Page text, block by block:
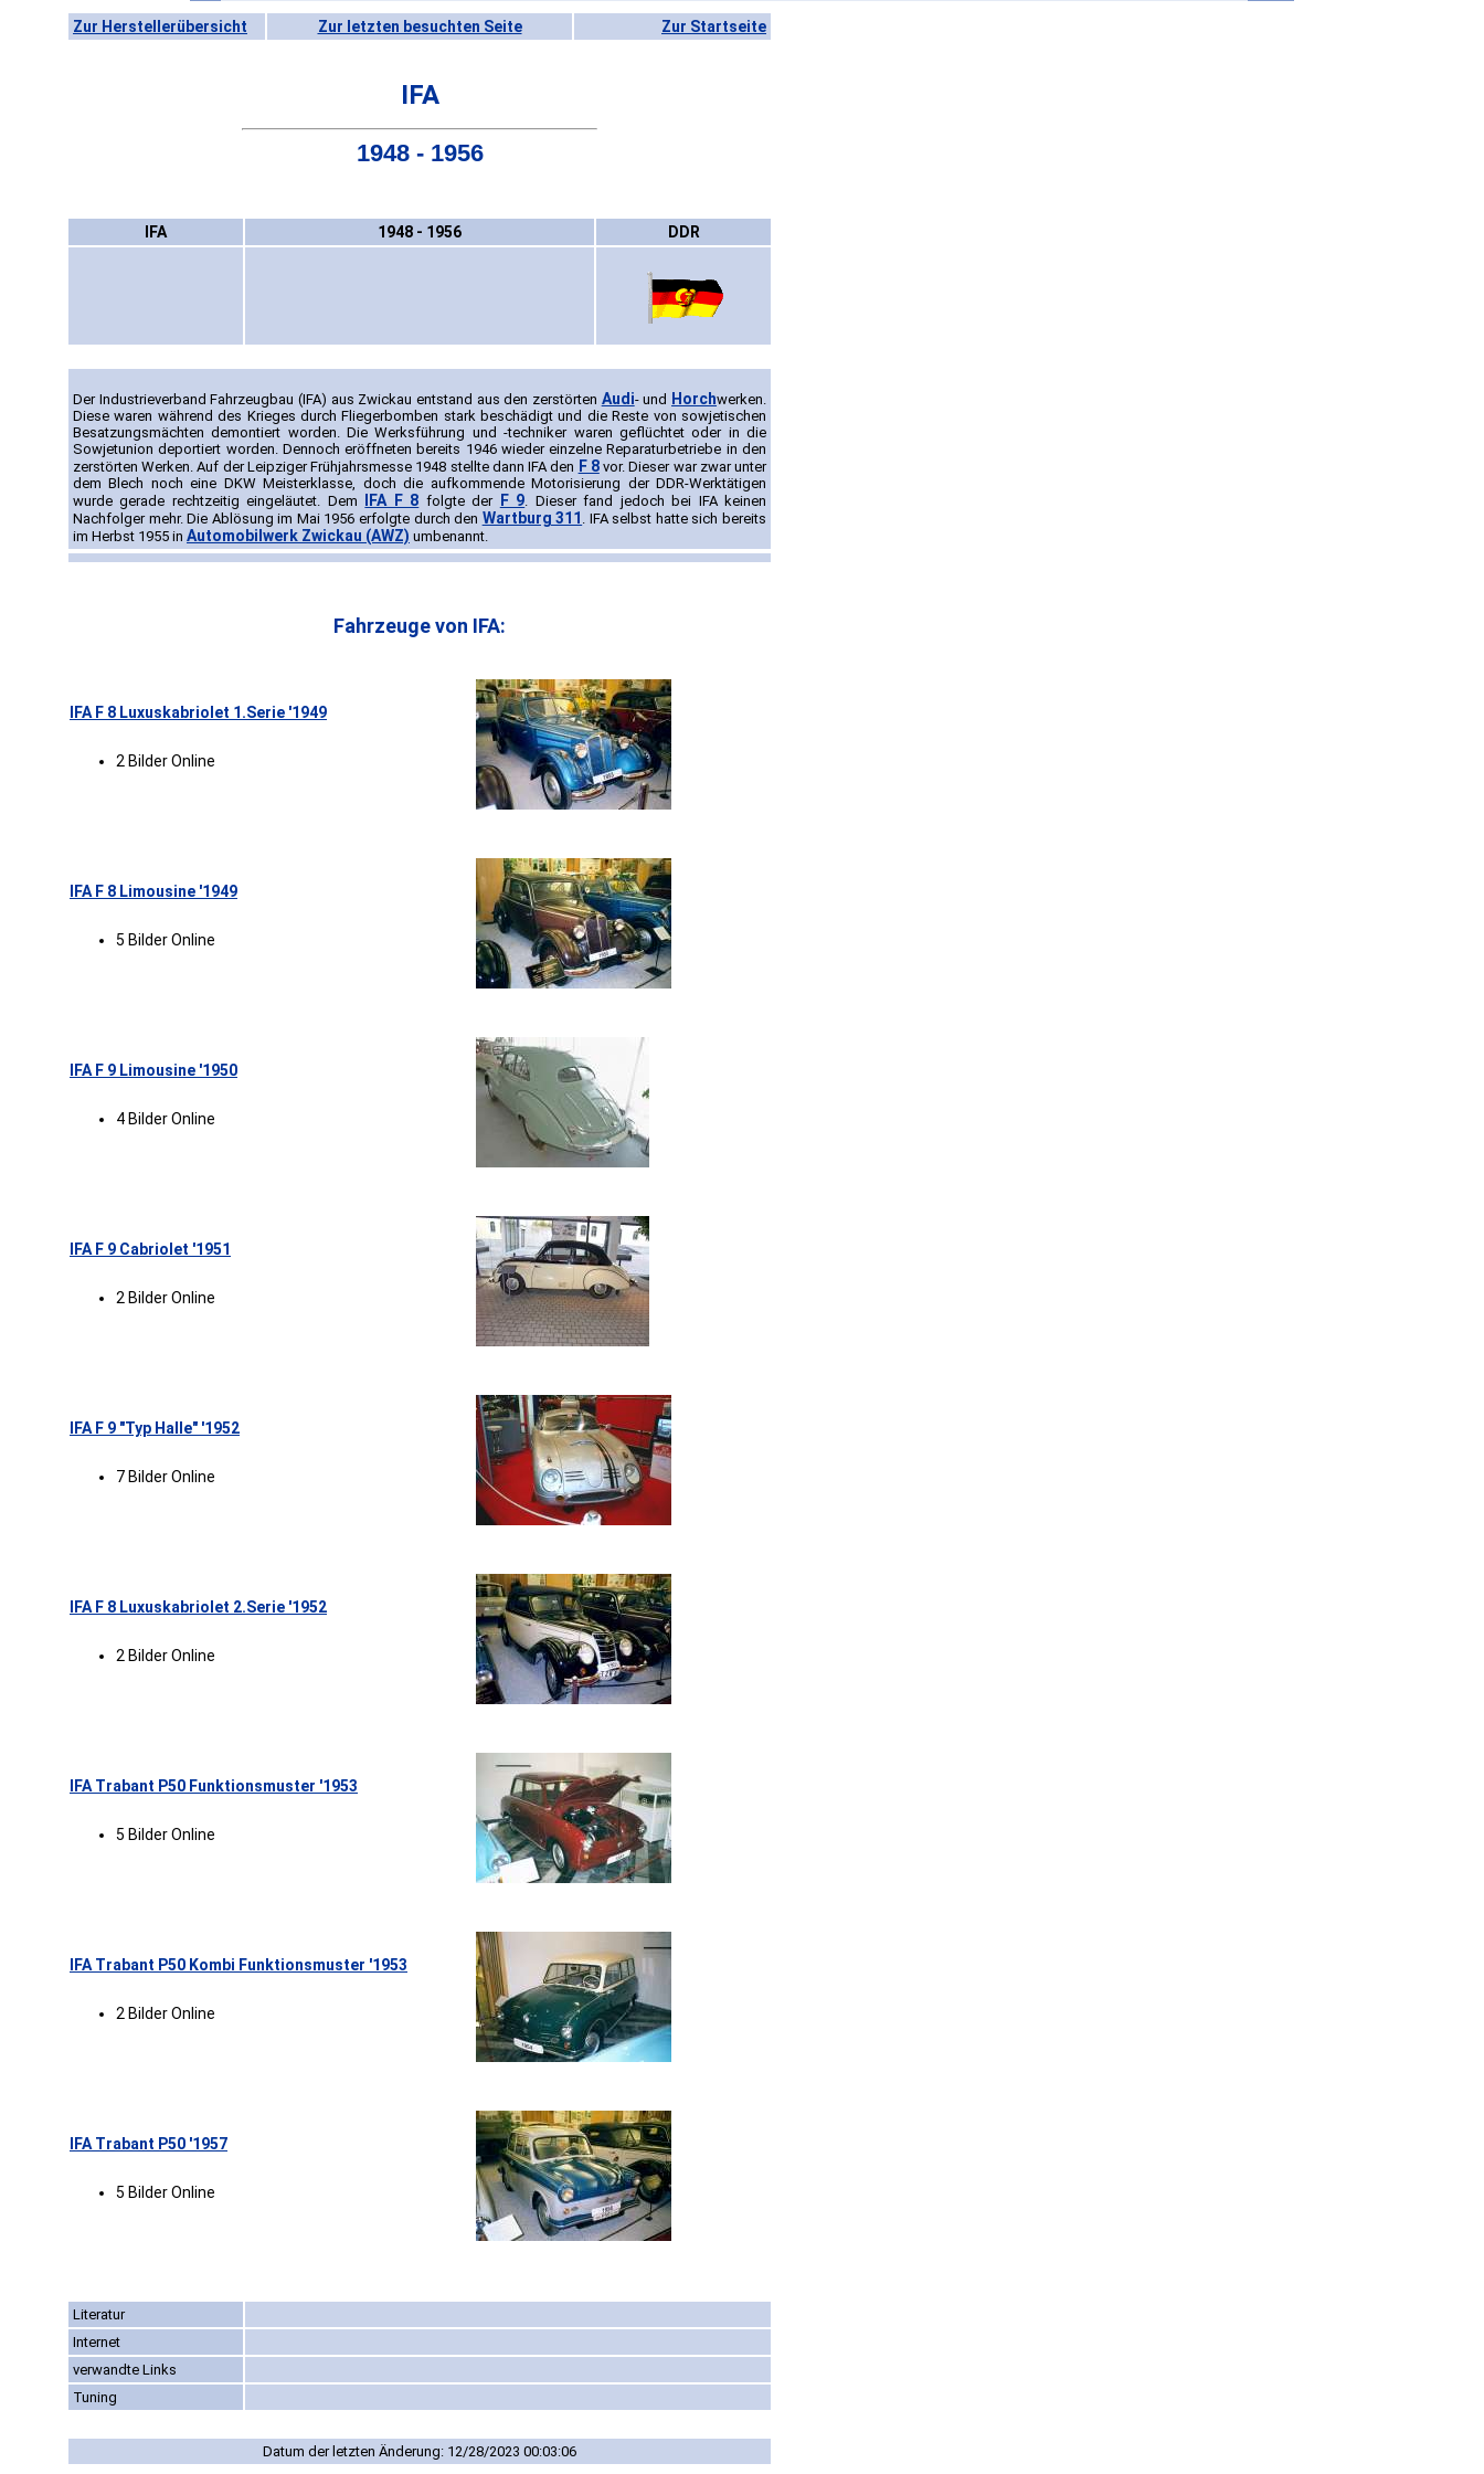
Zur Herstellerübersicht Zur letzten besuchten Seite Zur Startseite
IFA
1948 - 1956
IFA 1948 - 1956 DDR
Der Industrieverband Fahrzeugbau (IFA) aus Zwickau entstand aus den zerstörten Audi- und Horchwerken.
Diese waren während des Krieges durch Fliegerbomben stark beschädigt und die Reste von sowjetischen
Besatzungsmächten demontiert worden. Die Werksführung und -techniker waren geflüchtet oder in die
Sowjetunion deportiert worden. Dennoch eröffneten bereits 1946 wieder einzelne Reparaturbetriebe in den
zerstörten Werken. Auf der Leipziger Frühjahrsmesse 1948 stellte dann IFA den F 8vor. Dieser war zwar unter
dem Blech noch eine DKW Meisterklasse, doch die aufkommende Motorisierung der DDR-Werktätigen
wurde gerade rechtzeitig eingeläutet. Dem
IFA F 8 folgte der F 9. Dieser fand jedoch bei IFA keinen
Nachfolger mehr. Die Ablösung im Mai 1956 erfolgte durch den Wartburg 311 . IFA selbst hatte sich bereits
im Herbst 1955 in Automobilwerk Zwickau (AWZ) umbenannt.
Fahrzeuge von IFA:
IFA F 8 Luxuskabriolet 1.Serie '1949
2 Bilder Online
IFA F 8 Limousine '1949
5 Bilder Online
IFA F 9 Limousine '1950
4 Bilder Online
IFA F 9 Cabriolet '1951
2 Bilder Online
IFA F 9 "Typ Halle" '1952
7 Bilder Online
IFA F 8 Luxuskabriolet 2.Serie '1952
2 Bilder Online
IFA Trabant P50 Funktionsmuster '1953
5 Bilder Online
IFA Trabant P50 Kombi Funktionsmuster '1953
2 Bilder Online
IFA Trabant P50 '1957
5 Bilder Online
Literatur
Internet
verwandte Links
Tuning
Datum der letzten Änderung: 12/28/2023 00:03:06